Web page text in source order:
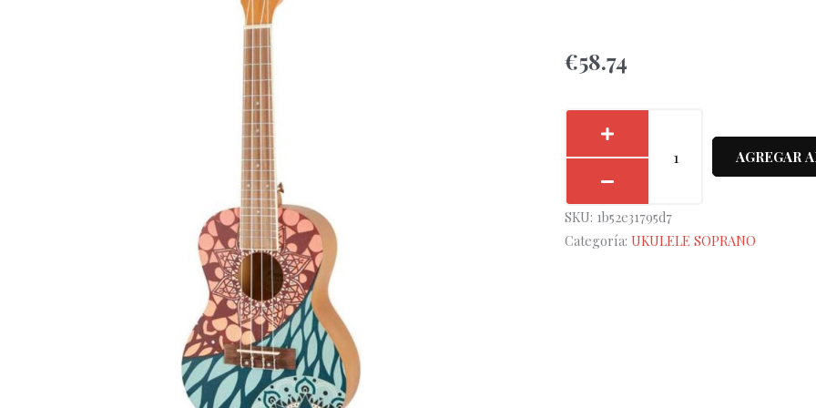
€58.74
KA
AGREGAR
SKU: 1b52e31795d7
Categoría: UKULELE SOPRANO